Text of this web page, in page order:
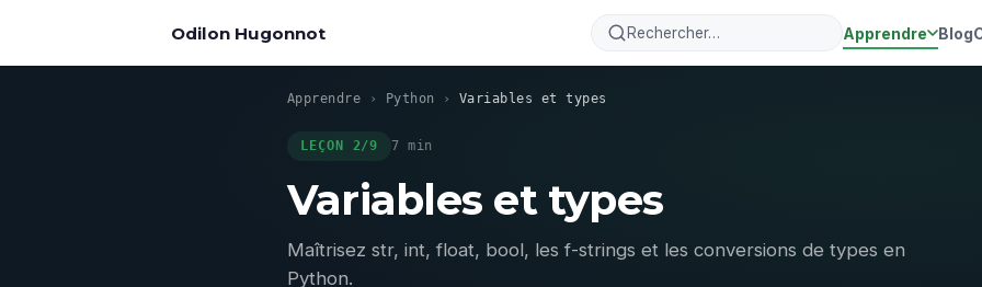
Odilon Hugonnot Apprendre Blog
Apprendre › Python › Variables et types
LEÇON 2/9 7 min
Variables et types
Maîtrisez str, int, float, bool, les f-strings et les conversions de types en
Python.